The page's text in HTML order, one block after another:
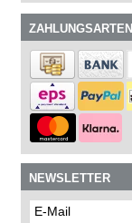
ZAHLUNGSARTEN
NEWSLETTER